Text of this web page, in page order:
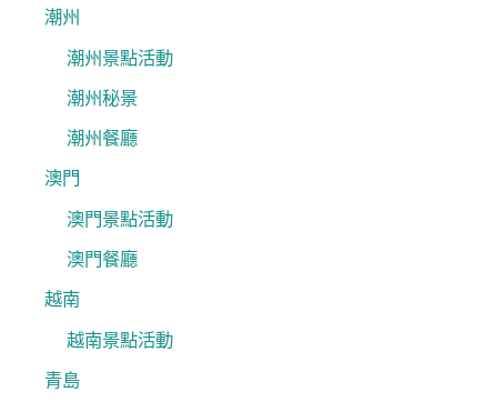
潮州
潮州景點活動
潮州秘景
潮州餐廳
澳門
澳門景點活動
澳門餐廳
越南
越南景點活動
青島